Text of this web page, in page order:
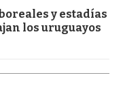
y estadías
los uruguayos